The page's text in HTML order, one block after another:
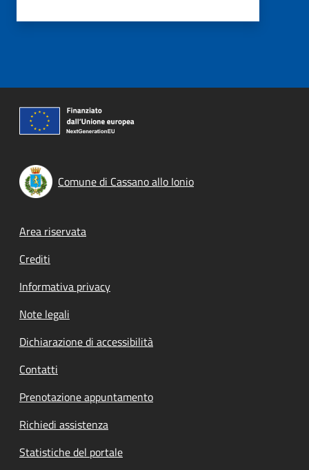
Comune di Cassano allo Ionio
Footer menu
Area riservata
Crediti
Informativa privacy
Note legali
Dichiarazione di accessibilità
Contatti
Prenotazione appuntamento
Richiedi assistenza
Statistiche del portale